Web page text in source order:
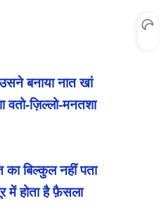
बनाया नात खां
वतो-ज़िल्लो-मनतशा
का बिल्कुल नहीं पता
में होता है फ़ैसला